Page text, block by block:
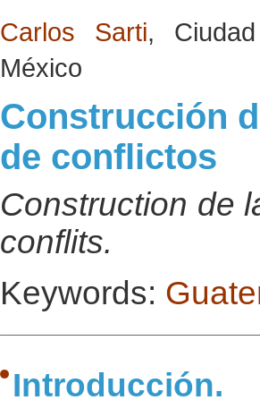
Carlos Sarti,
México
Construcción
de conflictos
Construction de
conflits.
Keywords:
Introducción.